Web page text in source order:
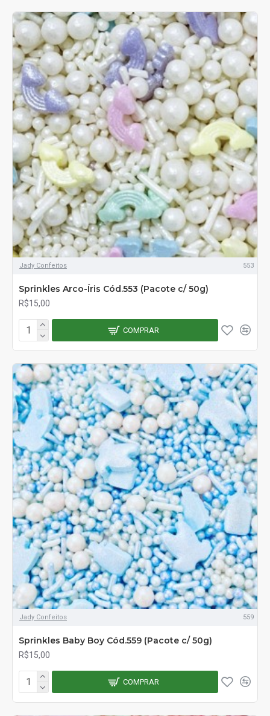
Jady Confeitos 553
Sprinkles Arco-Íris Cód.553 (Pacote c/ 50g)
R$15,00
COMPRAR
Jady Confeitos 559
Sprinkles Baby Boy Cód.559 (Pacote c/ 50g)
R$15,00
COMPRAR